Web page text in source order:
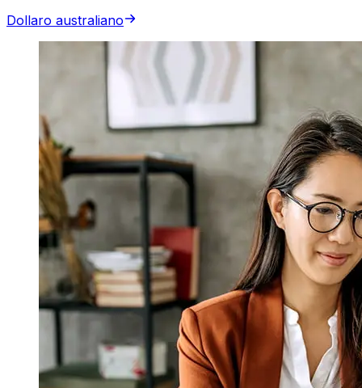
Dollaro australiano